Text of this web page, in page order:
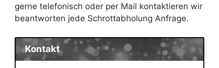
gerne telefonisch oder per Mail kontaktieren wir
beantworten jede Schrottabholung Anfrage.
Kontakt